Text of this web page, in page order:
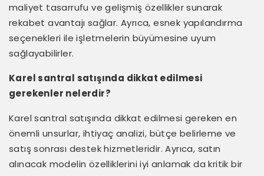
maliyet tasarrufu ve gelişmiş özellikler sunarak
rekabet avantajı sağlar. Ayrıca, esnek yapılandırma
seçenekleri ile işletmelerin büyümesine uyum
sağlayabilirler.
Karel santral satışında dikkat edilmesi
gerekenler nelerdir?
Karel santral satışında dikkat edilmesi gereken en
önemli unsurlar, ihtiyaç analizi, bütçe belirleme ve
satış sonrası destek hizmetleridir. Ayrıca, satın
alınacak modelin özelliklerini iyi anlamak da kritik bir